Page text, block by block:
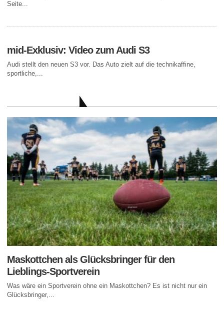
Seite...
mid-Exklusiv: Video zum Audi S3
Audi stellt den neuen S3 vor. Das Auto zielt auf die technikaffine,
sportliche,...
Maskottchen als Glücksbringer für den
Lieblings-Sportverein
Was wäre ein Sportverein ohne ein Maskottchen? Es ist nicht nur ein
Glücksbringer,...